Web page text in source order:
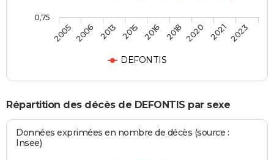
DEFONTIS
2005 2006 2013 2015 2016 2018 2020 20212023
0,75
Répartition des décès de DEFONTIS par sexe
Données exprimées en nombre de décès (source :
Insee)